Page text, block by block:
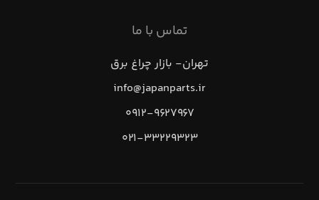
تماس با ما
تهران- بازار چراغ برق
info@japanparts.ir
۰۹۱۲-۹۶۲۷۹۶۷
۰۲۱-۳۳۲۲۹۳۲۳